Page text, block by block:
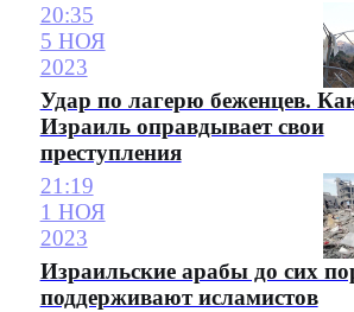
20:35
5 НОЯ
2023
Удар по лагерю беженцев.
Израиль оправдывает свои
преступления
21:19
1 НОЯ
2023
Израильские арабы до сих
поддерживают исламистов